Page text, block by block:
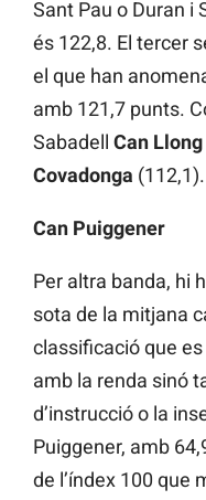
Sant Pau o Duran i
és 122,8. El tercer
el que han
amb 121,7 punts.
Sabadell Can
Covadonga (112,1).
Can Puiggener
Per altra banda, hi
sota de la mitjana
classificació que
amb la renda sinó
d’instrucció o la
Puiggener, amb
de l’índex 100 que